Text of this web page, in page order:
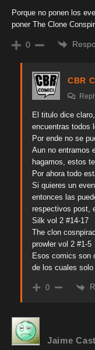
Porque no ponen los
poner The Clone
0
CBR
El titulo dice
encuentras todos
Por ende no se
Aun no entramos
hagamos, estos
Por ahora todo
Si quieres un
entonces las
respectivos post,
Silk vol 2 #14-17
The clon
prowler vol 2 #1-5
Esos comics son
de los cuales
0
Jaime